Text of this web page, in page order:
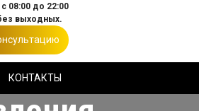
08:00 до 22:00
выходных.
КОНТАКТЫ